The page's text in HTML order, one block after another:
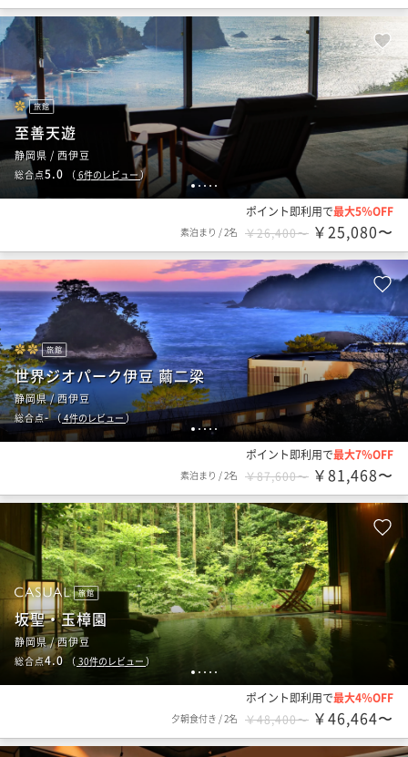
1 23 4 5
旅館
至善天遊
静岡県 / 西伊豆
総合点5.0 （ 6件のレビュー）
ポイント即利用で最大5％OFF
素泊まり /2名 ￥26,400〜 ￥25,080〜
1 2345
旅館
世界ジオパーク伊豆 繭二梁
静岡県 / 西伊豆
総合点-（4件のレビュー）
ポイント即利用で最大7％OFF
素泊まり /2名 ￥87,600〜 ￥81,468〜
1 2 3 4 5
旅館
坂聖・玉樟園
静岡県 / 西伊豆
総合点4.0（ 30件のレビュー ）
ポイント即利用で最大4％OFF
夕朝食付き /2名 ￥48,400〜 ￥46,464〜